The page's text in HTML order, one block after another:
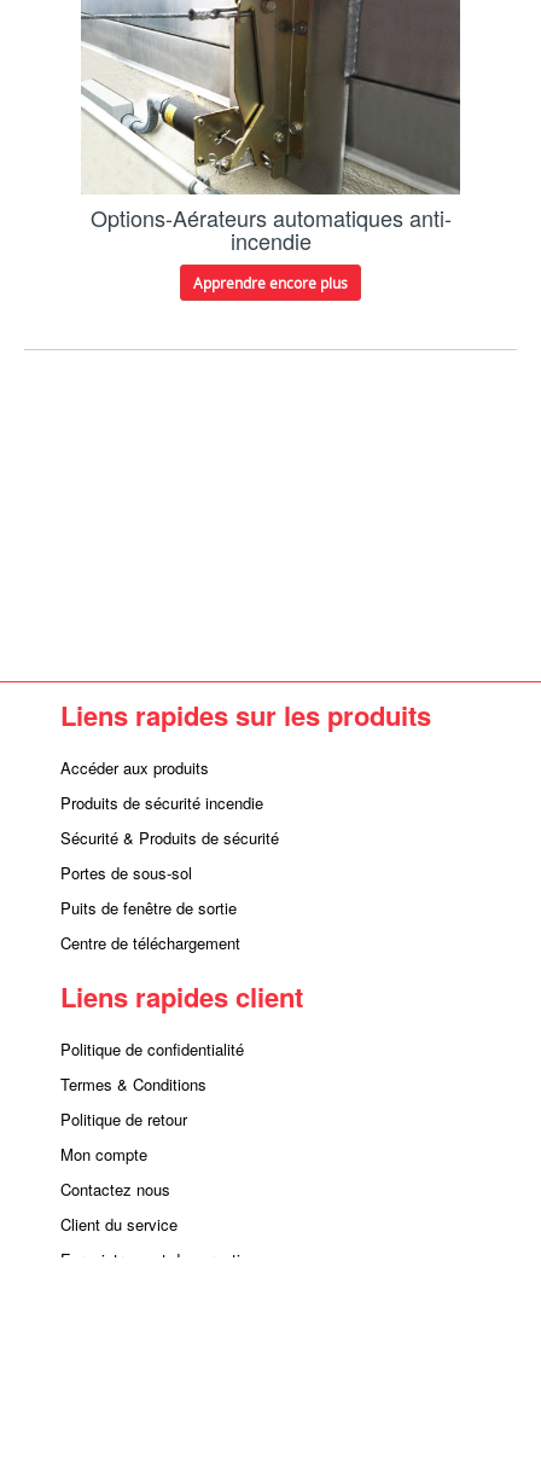
Options-Aérateurs automatiques anti-
incendie
Apprendre encore plus
Liens rapides sur les produits
Accéder aux produits
Produits de sécurité incendie
Sécurité & Produits de sécurité
Portes de sous-sol
Puits de fenêtre de sortie
Centre de téléchargement
Liens rapides client
Politique de confidentialité
Termes & Conditions
Politique de retour
Mon compte
Contactez nous
Client du service
Enregistrement de garantie